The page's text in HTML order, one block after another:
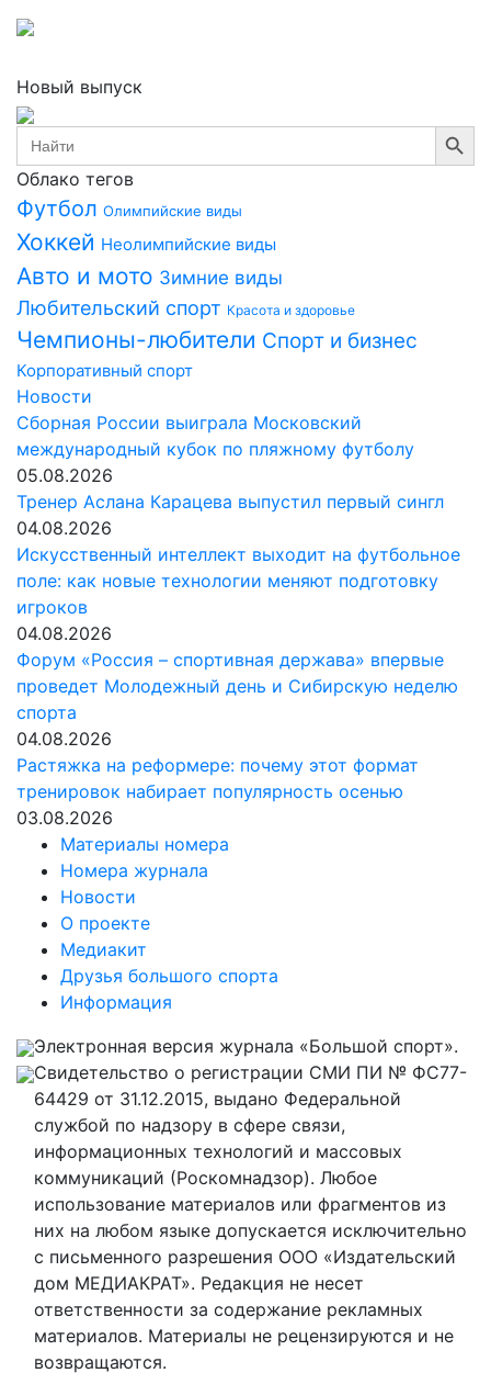
Новый выпуск
Search
for:
Search Button
Облако тегов
Футбол Олимпийские виды
Хоккей Неолимпийские виды
Авто и мото Зимние виды
Любительский спорт Красота и здоровье
Чемпионы-любители Спорт и бизнес
Корпоративный спорт
Новости
Сборная России выиграла Московский
международный кубок по пляжному футболу
05.08.2026
Тренер Аслана Карацева выпустил первый сингл
04.08.2026
Искусственный интеллект выходит на футбольное
поле: как новые технологии меняют подготовку
игроков
04.08.2026
Форум «Россия – спортивная держава» впервые
проведет Молодежный день и Сибирскую неделю
спорта
04.08.2026
Растяжка на реформере: почему этот формат
тренировок набирает популярность осенью
03.08.2026
Материалы номера
Номера журнала
Новости
О проекте
Медиакит
Друзья большого спорта
Информация
Электронная версия журнала «Большой спорт».
Свидетельство о регистрации СМИ ПИ № ФС77-
64429 от 31.12.2015, выдано Федеральной
службой по надзору в сфере связи,
информационных технологий и массовых
коммуникаций (Роскомнадзор). Любое
использование материалов или фрагментов из
них на любом языке допускается исключительно
с письменного разрешения ООО «Издательский
дом МЕДИАКРАТ». Редакция не несет
ответственности за содержание рекламных
материалов. Материалы не рецензируются и не
возвращаются.